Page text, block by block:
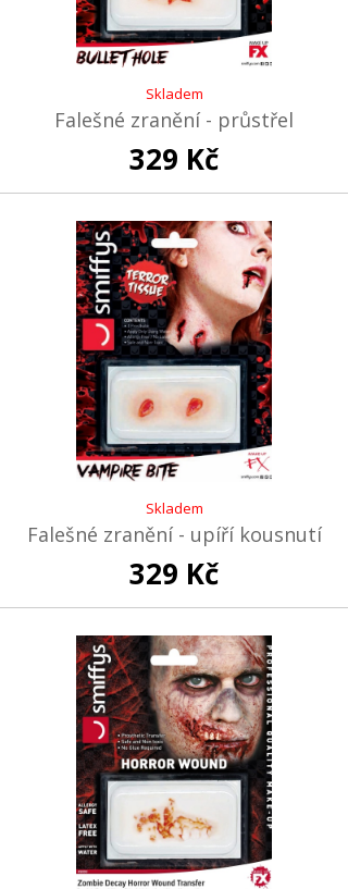
Skladem
Falešné zranění - průstřel
329 Kč
Skladem
Falešné zranění - upíří kousnutí
329 Kč